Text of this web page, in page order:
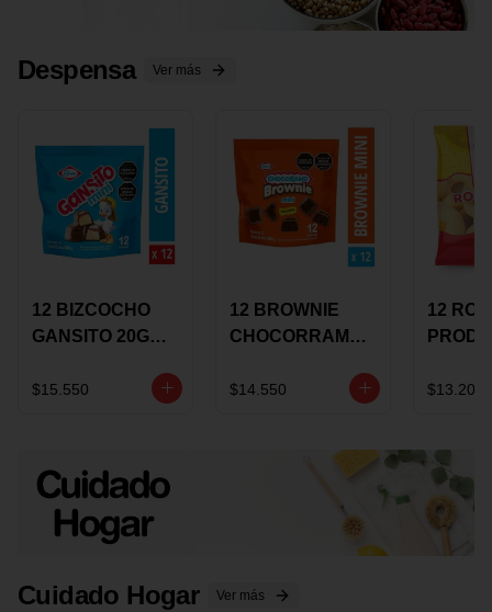
Despensa Ver más
12 BIZCOCHO
GANSITO 20G
MERMELADA
$15.550
12 BROWNIE
CHOCORRAMO
X 20 GRS
$14.550
12
X 15
$13.200
Cuidado Hogar Ver más